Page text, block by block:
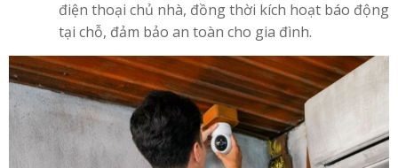
điện thoại chủ nhà, đồng thời kích hoạt báo động
tại chỗ, đảm bảo an toàn cho gia đình.